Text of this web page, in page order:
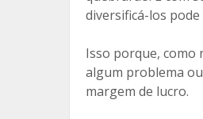
k
diversificá-los
Isso porque, como
algum problema
margem de lucro.